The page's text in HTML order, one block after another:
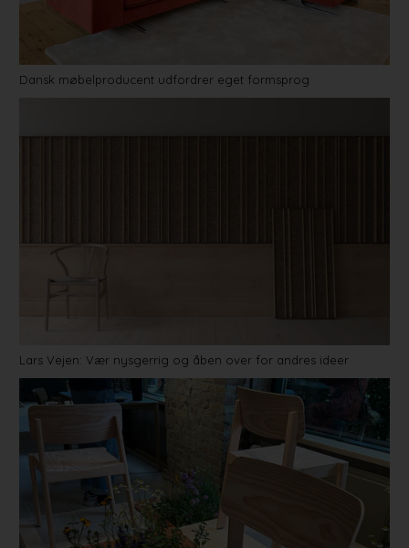
Dansk møbelproducent udfordrer eget formsprog
Lars Vejen: Vær nysgerrig og åben over for andres ideer